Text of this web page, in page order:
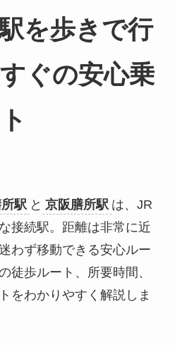
を歩きで行
ぐの安心乗
駅 と 京阪膳所駅 は、JR
接続駅。距離は非常に近
わず移動できる安心ルー
徒歩ルート、所要時間、
をわかりやすく解説しま